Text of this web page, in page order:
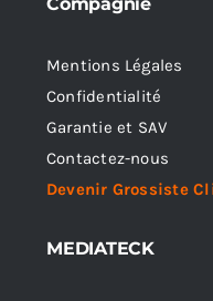
Mentions Légales
Confidentialité
Garantie et SAV
Contactez-nous
Devenir Grossiste
MEDIATECK